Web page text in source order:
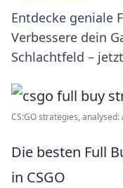
Entdecke geniale
Verbessere dein
Schlachtfeld –
CS:GO strategies, analysed:
Die besten Full
in CSGO